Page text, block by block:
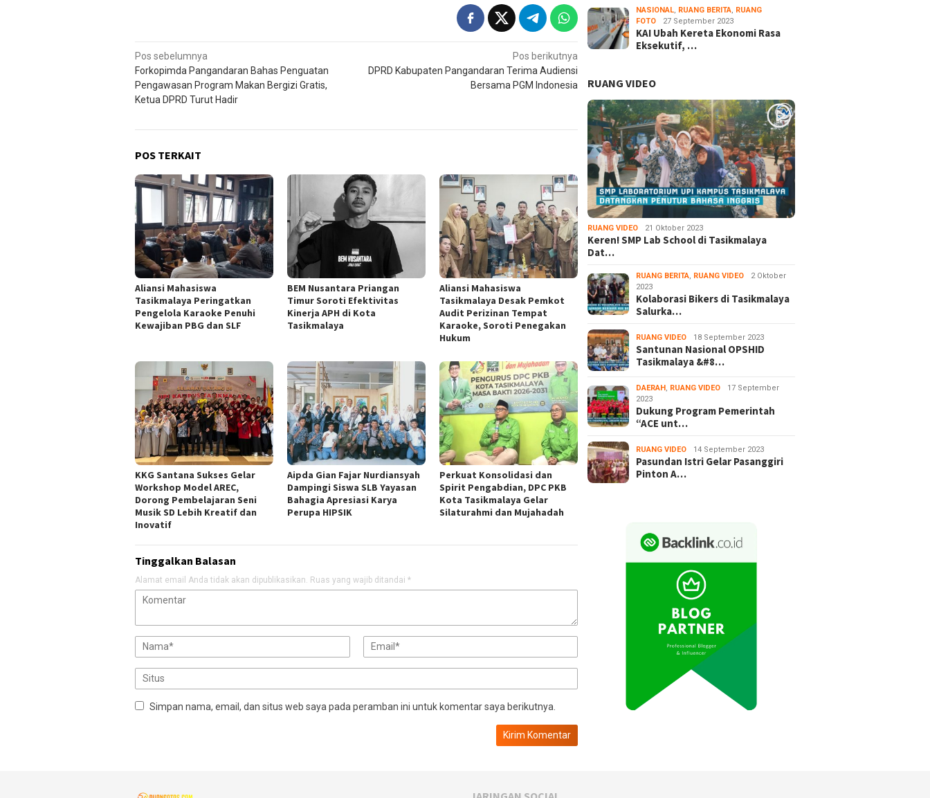
Navigasi
pos
Pos sebelumnya
Forkopimda Pangandaran Bahas Penguatan
Pengawasan Program Makan Bergizi Gratis,
Ketua DPRD Turut Hadir
Pos berikutnya
DPRD Kabupaten Pangandaran Terima Audiensi
Bersama PGM Indonesia
POS TERKAIT
Aliansi Mahasiswa
Tasikmalaya Peringatkan
Pengelola Karaoke Penuhi
Kewajiban PBG dan SLF
BEM Nusantara Priangan
Timur Soroti Efektivitas
Kinerja APH di Kota
Tasikmalaya
Aliansi Mahasiswa
Tasikmalaya Desak Pemkot
Audit Perizinan Tempat
Karaoke, Soroti Penegakan
Hukum
KKG Santana Sukses Gelar
Workshop Model AREC,
Dorong Pembelajaran Seni
Musik SD Lebih Kreatif dan
Inovatif
Aipda Gian Fajar Nurdiansyah
Dampingi Siswa SLB Yayasan
Bahagia Apresiasi Karya
Perupa HIPSIK
Perkuat Konsolidasi dan
Spirit Pengabdian, DPC PKB
Kota Tasikmalaya Gelar
Silaturahmi dan Mujahadah
Tinggalkan Balasan
Alamat email Anda tidak akan dipublikasikan. Ruas yang wajib ditandai *
Simpan nama, email, dan situs web saya pada peramban ini untuk komentar saya berikutnya.
NASIONAL, RUANG BERITA, RUANG
FOTO
27 September 2023
KAI Ubah Kereta Ekonomi Rasa
Eksekutif, …
RUANG VIDEO
RUANG VIDEO 21 Oktober 2023
Keren! SMP Lab School di Tasikmalaya
Dat…
RUANG BERITA, RUANG VIDEO
2 Oktober
2023
Kolaborasi Bikers di Tasikmalaya
Salurka…
RUANG VIDEO 18 September 2023
Santunan Nasional OPSHID
Tasikmalaya &#8…
DAERAH , RUANG VIDEO
17 September
2023
Dukung Program Pemerintah
“ACE unt…
RUANG VIDEO 14 September 2023
Pasundan Istri Gelar Pasanggiri
Pinton A…